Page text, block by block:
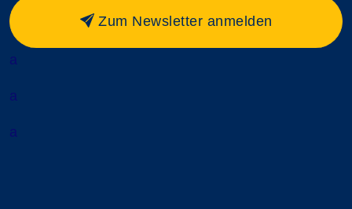
Zum Newsletter anmelden
a
a
a